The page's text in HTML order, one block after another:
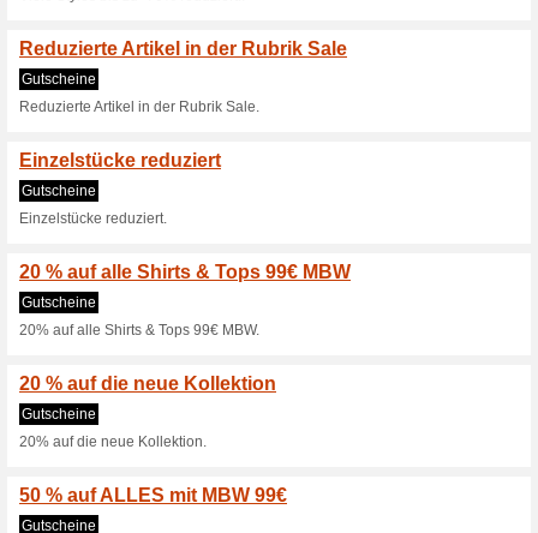
Aktuelle Angebote
Madeleine Mode
Versand
Gilt ab einem Bestellwert
Widerruf gültig zu sein, bitte